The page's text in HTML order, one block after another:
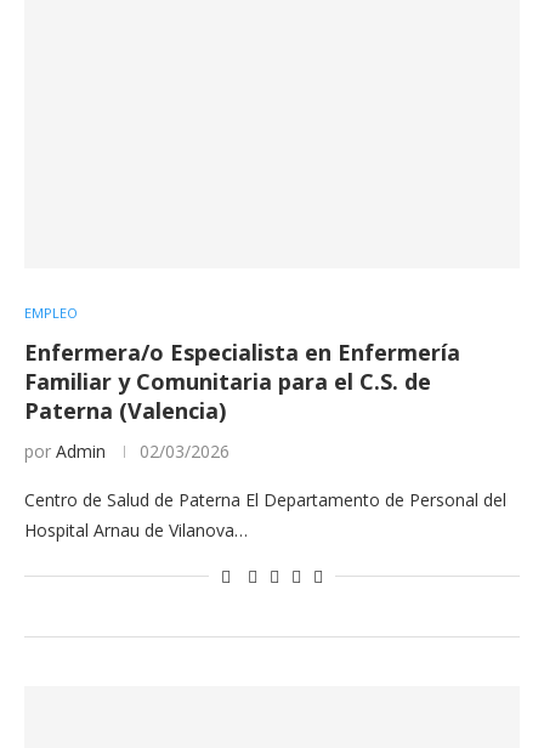
EMPLEO
Enfermera/o Especialista en Enfermería
Familiar y Comunitaria para el C.S. de
Paterna (Valencia)
por Admin 02/03/2026
Centro de Salud de Paterna El Departamento de Personal del
Hospital Arnau de Vilanova…